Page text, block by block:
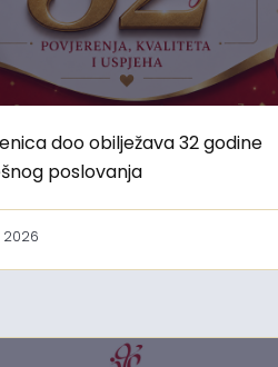
doo obilježava 32 godine
poslovanja
2026